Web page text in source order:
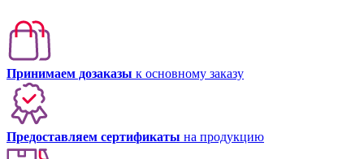
Принимаем дозаказы к основному заказу
Предоставляем сертификаты на продукцию